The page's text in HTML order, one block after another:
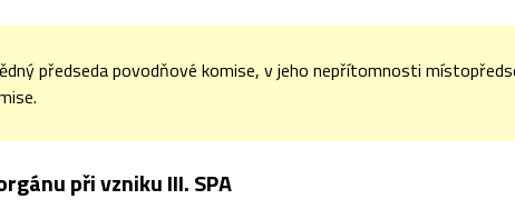
předseda povodňové komise, v jeho nepřítomnosti
při vzniku III. SPA